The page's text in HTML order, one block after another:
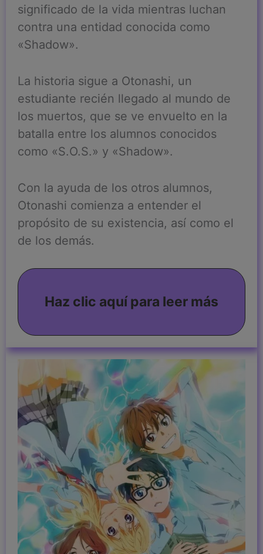
significado de la vida mientras luchan
contra una entidad conocida como
«Shadow».
La historia sigue a Otonashi, un
estudiante recién llegado al mundo de
los muertos, que se ve envuelto en la
batalla entre los alumnos conocidos
como «S.O.S.» y «Shadow».
Con la ayuda de los otros alumnos,
Otonashi comienza a entender el
propósito de su existencia, así como el
de los demás.
Haz clic aquí para leer más